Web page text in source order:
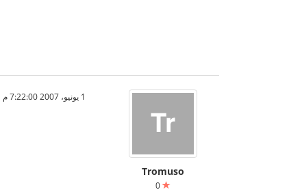
Tromuso
0
1 يونيو، 2007 7:22:00 م